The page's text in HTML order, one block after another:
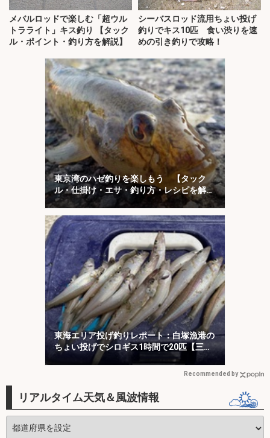
メバルロッドで楽しむ「超ウル
トラライト」キス釣り 【タック
ル・ポイント・釣り方を解説】
シーバスロッド流用ちょい投げ
釣りでキス10匹 食い渋りを速
めの引き釣りで攻略！
東京湾のハゼ釣りを楽しもう 【タック
ル・仕掛け・エサ・釣り方・レシピを解
説】
東海エリア投げ釣りレポート：白塚漁港の
ちょい投げでシロギス1時間で20匹【三
Recommended by
リアルタイム天気＆風波情報